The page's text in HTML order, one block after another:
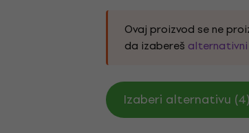
Ovaj proizvod se ne
da izabereš
Izaberi alternativu (4)